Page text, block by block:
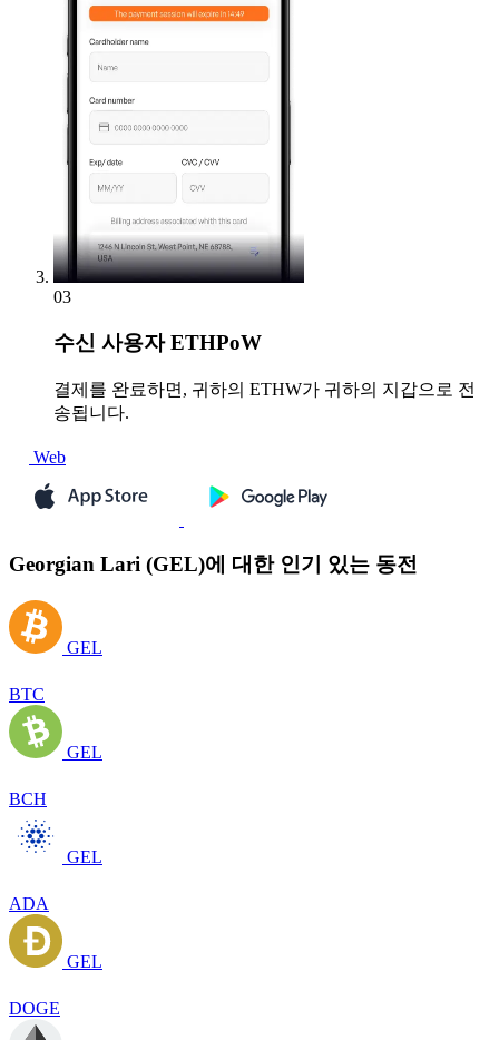
03
수신 사용자 ETHPoW
결제를 완료하면, 귀하의 ETHW가 귀하의 지갑으로 전
송됩니다.
Web
Georgian Lari (GEL)에 대한 인기 있는 동전
GEL
BTC
GEL
BCH
GEL
ADA
GEL
DOGE